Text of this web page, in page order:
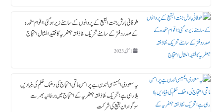
طوفانی بارش جنت البقیع کے پروانوں کے سامنے زیر ہوگئی ؛ اقوام متحدہ
کے صدردفتر کے سامنے تحریک نفاذ فقہ جعفریہ کا فقید المثال احتجاج
1 مئی, 2023
یہ سعودی ایمبیسی لندن ہے پرامن ماتمی احتجاج کی دھمک ظلم کی بنیادیں
ہلا رہی ہے؛ تحریک نفاذ فقہ جعفریہ کے احتجاج میں برطانیہ بھر سے
سوگواران بقیع کی شرکت